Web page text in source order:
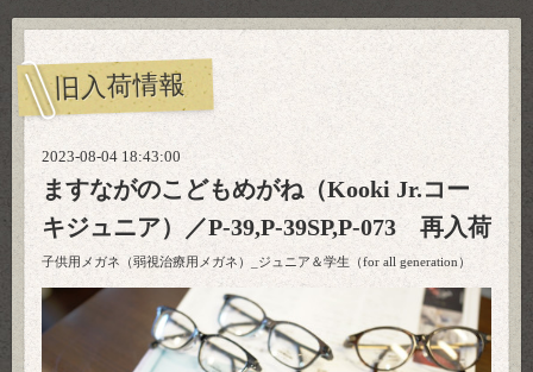
旧入荷情報
2023-08-04 18:43:00
ますながのこどもめがね（Kooki Jr.コー
キジュニア）／P-39,P-39SP,P-073 再入荷
子供用メガネ（弱視治療用メガネ）_ジュニア＆学生（for all generation）